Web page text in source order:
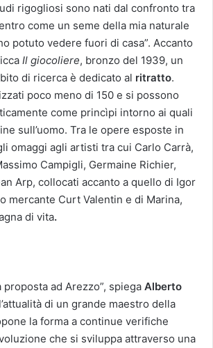
rigogliosi sono nati dal confronto tra
come un seme della mia naturale
potuto vedere fuori di casa”. Accanto
Il giocoliere, bronzo del 1939, un
di ricerca è dedicato al ritratto.
poco meno di 150 e si possono
come princìpi intorno ai quali
sull’uomo. Tra le opere esposte in
omaggi agli artisti tra cui Carlo Carrà,
Campigli, Germaine Richier,
Arp, collocati accanto a quello di Igor
mercante Curt Valentin e di Marina,
di vita.
proposta ad Arezzo”, spiega Alberto
di un grande maestro della
la forma a continue verifiche
che si sviluppa attraverso una